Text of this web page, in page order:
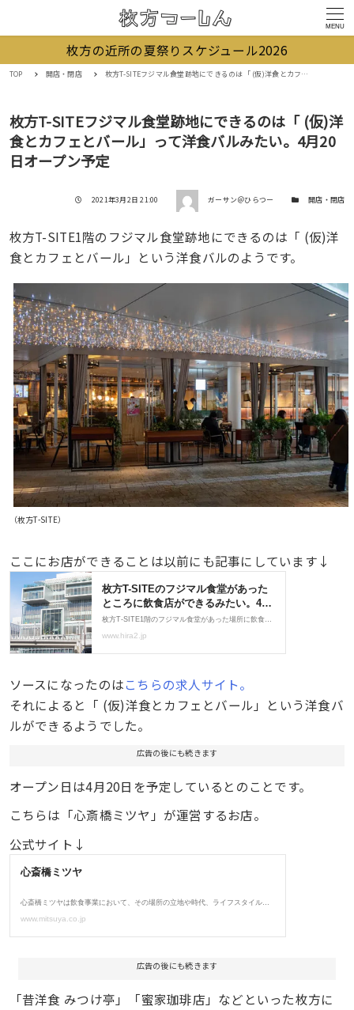
MENU
枚方の近所の夏祭りスケジュール2026
TOP 開店・閉店 枚方T-SITEフジマル食堂跡地にできるのは「 (仮)洋食とカフェとバール」って洋食バルみたい。4月20日オープン予定
枚方T-SITEフジマル食堂跡地にできるのは「 (仮)洋
食とカフェとバール」って洋食バルみたい。4月20
日オープン予定
投稿日
2021年3月2日 21:00 著者 ガーサン＠ひらつー カテゴリー開店・閉店
枚方T-SITE1階のフジマル食堂跡地にできるのは「 (仮)洋
食とカフェとバール」という洋食バルのようです。
（枚方T-SITE）
ここにお店ができることは以前にも記事にしています↓
ソースになったのはこちらの求人サイト。
それによると「 (仮)洋食とカフェとバール」という洋食バ
ルができるようでした。
広告の後にも続きます
オープン日は4月20日を予定しているとのことです。
こちらは「心斎橋ミツヤ」が運営するお店。
公式サイト↓
広告の後にも続きます
「昔洋食 みつけ亭」「蜜家珈琲店」などといった枚方に